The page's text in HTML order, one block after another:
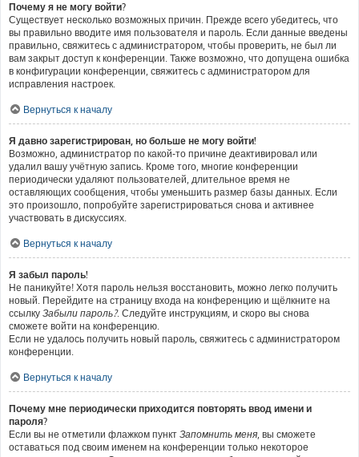
Почему я не могу войти?
Существует несколько возможных причин. Прежде всего убедитесь, что
вы правильно вводите имя пользователя и пароль. Если данные введены
правильно, свяжитесь с администратором, чтобы проверить, не был ли
вам закрыт доступ к конференции. Также возможно, что допущена ошибка
в конфигурации конференции, свяжитесь с администратором для
исправления настроек.
Вернуться к началу
Я давно зарегистрирован, но больше не могу войти!
Возможно, администратор по какой-то причине деактивировал или
удалил вашу учётную запись. Кроме того, многие конференции
периодически удаляют пользователей, длительное время не
оставляющих сообщения, чтобы уменьшить размер базы данных. Если
это произошло, попробуйте зарегистрироваться снова и активнее
участвовать в дискуссиях.
Вернуться к началу
Я забыл пароль!
Не паникуйте! Хотя пароль нельзя восстановить, можно легко получить
новый. Перейдите на страницу входа на конференцию и щёлкните на
ссылку Забыли пароль?. Следуйте инструкциям, и скоро вы снова
сможете войти на конференцию.
Если не удалось получить новый пароль, свяжитесь с администратором
конференции.
Вернуться к началу
Почему мне периодически приходится повторять ввод имени и
пароля?
Если вы не отметили флажком пункт Запомнить меня, вы сможете
оставаться под своим именем на конференции только некоторое